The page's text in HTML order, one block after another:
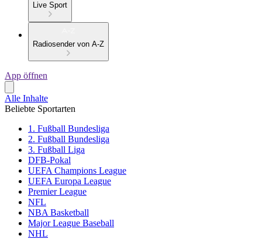
Live Sport
Radiosender von A-Z
App öffnen
Alle Inhalte
Beliebte Sportarten
1. Fußball Bundesliga
2. Fußball Bundesliga
3. Fußball Liga
DFB-Pokal
UEFA Champions League
UEFA Europa League
Premier League
NFL
NBA Basketball
Major League Baseball
NHL